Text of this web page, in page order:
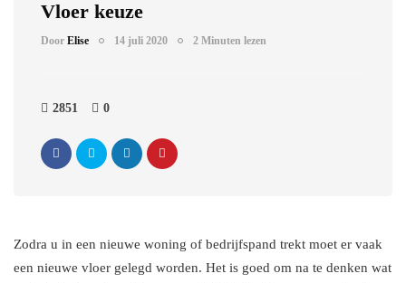
Vloer keuze
Door Elise 14 juli 2020 2 Minuten lezen
2851 0
Zodra u in een nieuwe woning of bedrijfspand trekt moet er vaak
een nieuwe vloer gelegd worden. Het is goed om na te denken wat